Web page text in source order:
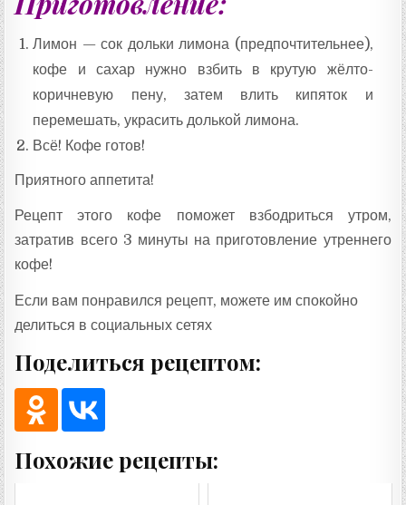
Лимон — сок дольки лимона (предпочтительнее),
кофе и сахар нужно взбить в крутую жёлто-
коричневую пену, затем влить кипяток и
перемешать, украсить долькой лимона.
Всё! Кофе готов!
Приятного аппетита!
Рецепт этого кофе поможет взбодриться утром,
затратив всего 3 минуты на приготовление утреннего
кофе!
Если вам понравился рецепт, можете им спокойно
делиться в социальных сетях
Поделиться рецептом:
Похожие рецепты: